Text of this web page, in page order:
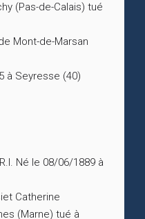
(Pas-de-Calais) tué
Mont-de-Marsan
à Seyresse (40)
Né le 08/06/1889 à
Catherine
(Marne) tué à